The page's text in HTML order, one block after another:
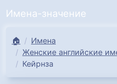
Имена-значение
🏠
Имена
Женские английские
Кейрнза